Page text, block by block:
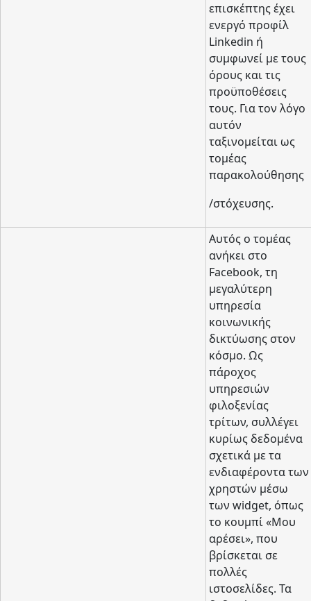
επισκέπτης έχει
ενεργό προφίλ
Linkedin ή
συμφωνεί με τους
όρους και τις
προϋποθέσεις
τους. Για τον λόγο
αυτόν
ταξινομείται ως
τομέας
παρακολούθησης
/στόχευσης.
Αυτός ο τομέας
ανήκει στο
Facebook, τη
μεγαλύτερη
υπηρεσία
κοινωνικής
δικτύωσης στον
κόσμο. Ως
πάροχος
υπηρεσιών
φιλοξενίας
τρίτων, συλλέγει
κυρίως δεδομένα
σχετικά με τα
ενδιαφέροντα των
χρηστών μέσω
των widget, όπως
το κουμπί «Μου
αρέσει», που
βρίσκεται σε
πολλές
ιστοσελίδες. Τα